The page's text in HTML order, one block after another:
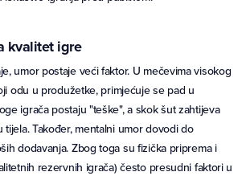
kvalitet igre
umor postaje veći faktor. U mečevima visokog
odu u produžetke, primjećuje se pad u
igrača postaju "teške", a skok šut zahtijeva
Također, mentalni umor dovodi do
dodavanja. Zbog toga su fizička priprema i
rezervnih igrača) često presudni faktori u